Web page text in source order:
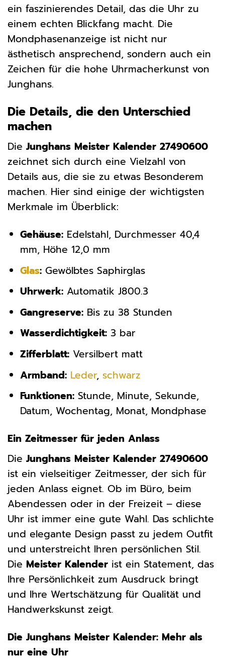
ein faszinierendes Detail, das die Uhr zu
einem echten Blickfang macht. Die
Mondphasenanzeige ist nicht nur
ästhetisch ansprechend, sondern auch ein
Zeichen für die hohe Uhrmacherkunst von
Junghans.
Die Details, die den Unterschied
machen
Die Junghans Meister Kalender 27490600
zeichnet sich durch eine Vielzahl von
Details aus, die sie zu etwas Besonderem
machen. Hier sind einige der wichtigsten
Merkmale im Überblick:
Gehäuse:Edelstahl, Durchmesser 40,4
mm, Höhe 12,0 mm
Glas:Gewölbtes Saphirglas
Uhrwerk:Automatik J800.3
Gangreserve:Bis zu 38 Stunden
Wasserdichtigkeit:3 bar
Zifferblatt:Versilbert matt
Armband: Leder, schwarz
Funktionen:Stunde, Minute, Sekunde,
Datum, Wochentag, Monat, Mondphase
Ein Zeitmesser für jeden Anlass
Die Junghans Meister Kalender 27490600
ist ein vielseitiger Zeitmesser, der sich für
jeden Anlass eignet. Ob im Büro, beim
Abendessen oder in der Freizeit – diese
Uhr ist immer eine gute Wahl. Das schlichte
und elegante Design passt zu jedem Outfit
und unterstreicht Ihren persönlichen Stil.
Die Meister Kalender ist ein Statement, das
Ihre Persönlichkeit zum Ausdruck bringt
und Ihre Wertschätzung für Qualität und
Handwerkskunst zeigt.
Die Junghans Meister Kalender: Mehr als
nur eine Uhr